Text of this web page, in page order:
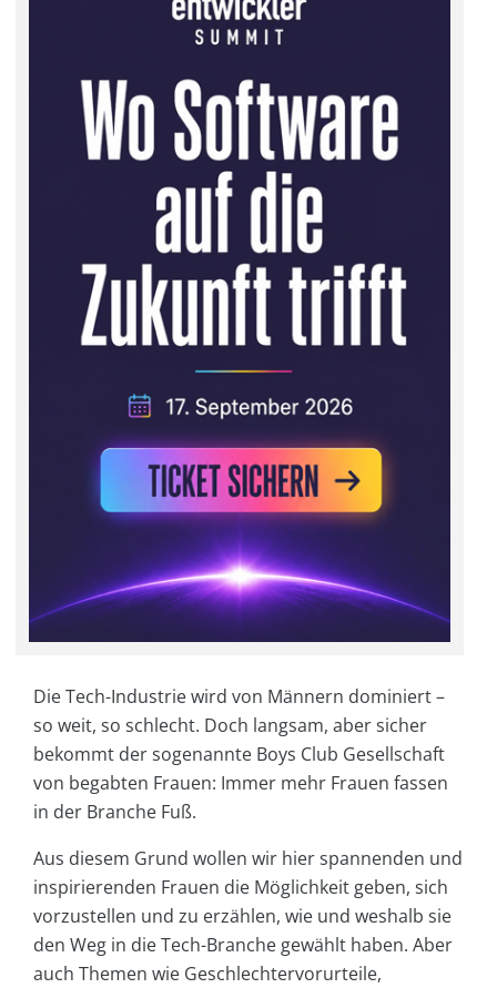
Die Tech-Industrie wird von Männern dominiert –
so weit, so schlecht. Doch langsam, aber sicher
bekommt der sogenannte Boys Club Gesellschaft
von begabten Frauen: Immer mehr Frauen fassen
in der Branche Fuß.
Aus diesem Grund wollen wir hier spannenden und
inspirierenden Frauen die Möglichkeit geben, sich
vorzustellen und zu erzählen, wie und weshalb sie
den Weg in die Tech-Branche gewählt haben. Aber
auch Themen wie Geschlechtervorurteile,